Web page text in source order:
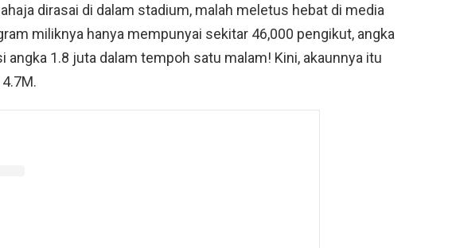
dirasai di dalam stadium, malah meletus hebat di media
miliknya hanya mempunyai sekitar 46,000 pengikut, angka
1.8 juta dalam tempoh satu malam! Kini, akaunnya itu